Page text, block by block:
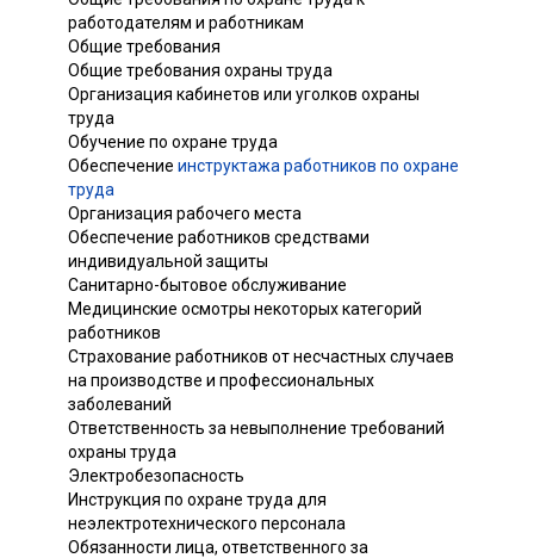
работодателям и работникам
Общие требования
Общие требования охраны труда
Организация кабинетов или уголков охраны
труда
Обучение по охране труда
Обеспечение инструктажа работников по охране
труда
Организация рабочего места
Обеспечение работников средствами
индивидуальной защиты
Санитарно-бытовое обслуживание
Медицинские осмотры некоторых категорий
работников
Страхование работников от несчастных случаев
на производстве и профессиональных
заболеваний
Ответственность за невыполнение требований
охраны труда
Электробезопасность
Инструкция по охране труда для
неэлектротехнического персонала
Обязанности лица, ответственного за